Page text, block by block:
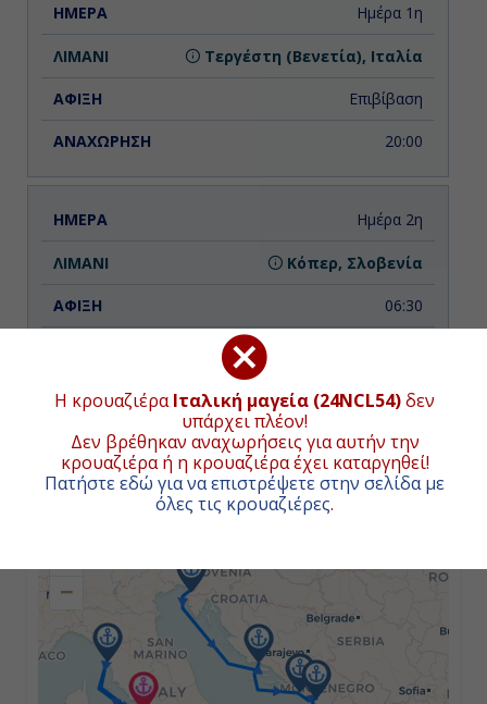
Η κρουαζιέραΙταλική μαγεία (24NCL54)δεν
υπάρχει πλέον!
Δεν βρέθηκαν αναχωρήσεις για αυτήν την
κρουαζιέρα ή η κρουαζιέρα έχει καταργηθεί!
Πατήστε εδώ για να επιστρέψετε στην σελίδα με
όλες τις κρουαζιέρες.
ΗΜΕΡΑ ΑΝΑΧΩΡΗΣΗ
Ημέρα 1η
Τεργέστη (Βενετία), Ιταλία
Επιβίβαση
20:00
Ημέρα 2η
Κόπερ, Σλοβενία
06:30
Σπλιτ, Κροατία
Ημέρα 4η
Ντουμπρόβνικ, Κροατία
ΧΑΡΤΗΣ ΚΡΟΥΑΖΙΕΡΑΣ
−